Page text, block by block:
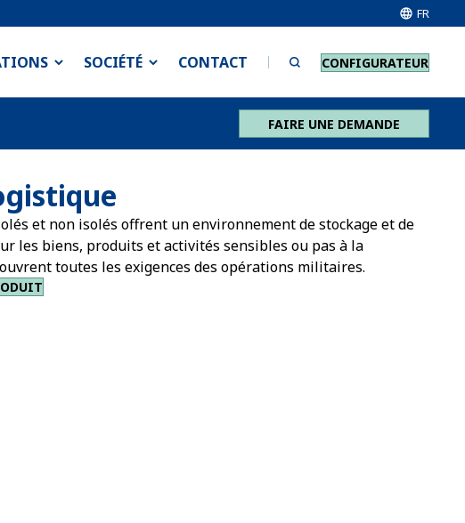
FR
SOCIÉTÉ CONTACT CONFIGURATEUR
FAIRE UNE DEMANDE
et non isolés offrent un environnement de stockage et de
les biens, produits et activités sensibles ou pas à la
toutes les exigences des opérations militaires.